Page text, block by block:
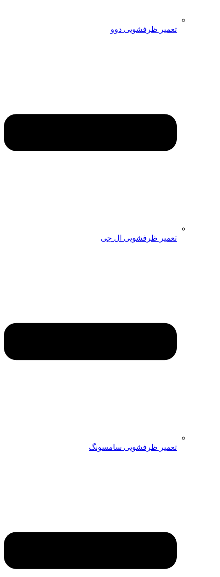
تعمیر ظرفشویی دوو
تعمیر ظرفشویی ال جی
تعمیر ظرفشویی سامسونگ